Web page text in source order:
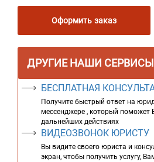
Оформить заказ
ДРУГИЕ НАШИ
БЕСПЛАТНАЯ
Получите быстрый ответ на
мессенджере , который поможет
дальнейших действиях
ВИДЕОЗВОНОК ЮРИСТУ
Вы видите своего юриста и
экран, чтобы получить услугу,